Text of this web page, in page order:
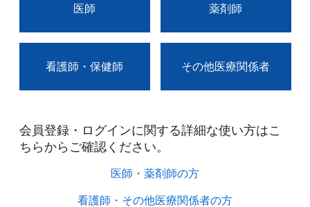
医師 薬剤師
看護師・保健師 その他医療関係者
会員登録・ログインに関する詳細な使い方はこ
ちらからご確認ください。​
医師・薬剤師の方​
看護師・その他医療関係者の方​